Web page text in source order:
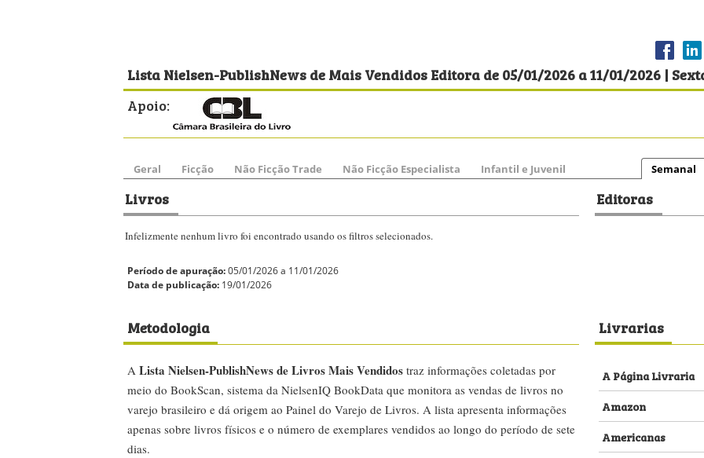
Lista Nielsen-PublishNews de Mais Vendidos Editora de 05/01/2026 a 11/01/2026 |
Apoio:
Geral Ficção Não Ficção Trade Não Ficção Especialista Infantil e Juvenil Semanal
Livros
Infelizmente nenhum livro foi encontrado usando os filtros selecionados.
Período de apuração:05/01/2026 a 11/01/2026
Data de publicação: 19/01/2026
Editoras
Metodologia
A Lista Nielsen-PublishNews de Livros Mais Vendidos traz informações coletadas por
meio do BookScan, sistema da NielsenIQ BookData que monitora as vendas de livros no
varejo brasileiro e dá origem ao Painel do Varejo de Livros. A lista apresenta informações
apenas sobre livros físicos e o número de exemplares vendidos ao longo do período de sete
dias.
Livrarias
A Página Livraria
Amazon
Americanas